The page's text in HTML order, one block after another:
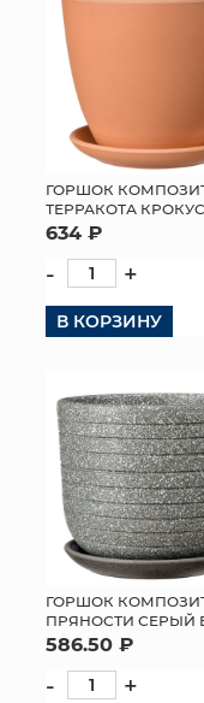
ГОРШОК
ТЕРРАКОТА
634 ₽
- +
В КОРЗИНУ
ГОРШОК
ПРЯНОСТИ СЕРЫЙ
586.50 ₽
- +